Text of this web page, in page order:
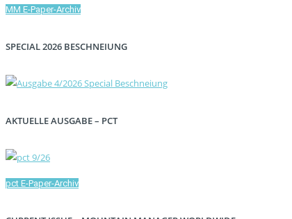
MM E-Paper-Archiv
SPECIAL 2026 BESCHNEIUNG
AKTUELLE AUSGABE – PCT
pct E-Paper-Archiv